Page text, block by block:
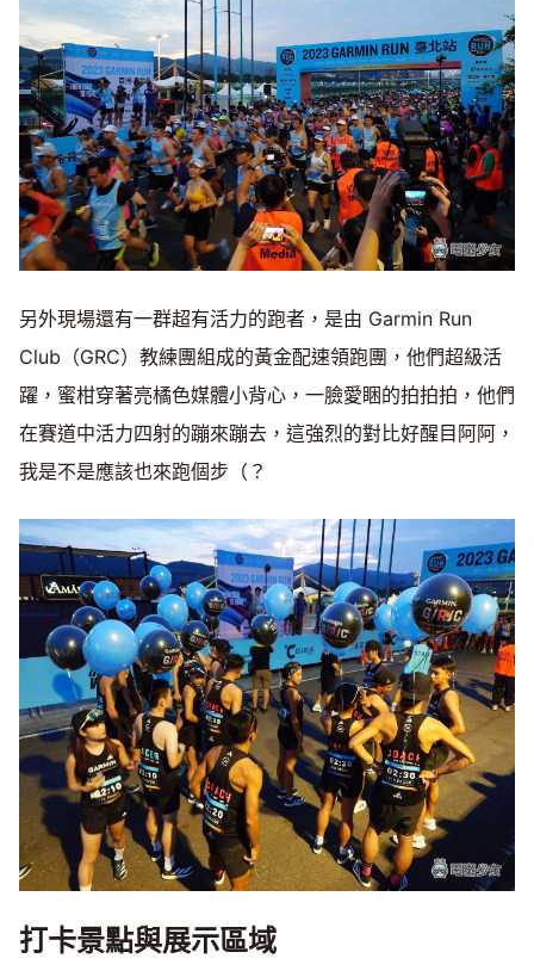
另外現場還有一群超有活力的跑者，是由 Garmin Run
Club（GRC）教練團組成的黃金配速領跑團，他們超級活
躍，蜜柑穿著亮橘色媒體小背心，一臉愛睏的拍拍拍，他們
在賽道中活力四射的蹦來蹦去，這強烈的對比好醒目阿阿，
我是不是應該也來跑個步（？
打卡景點與展示區域